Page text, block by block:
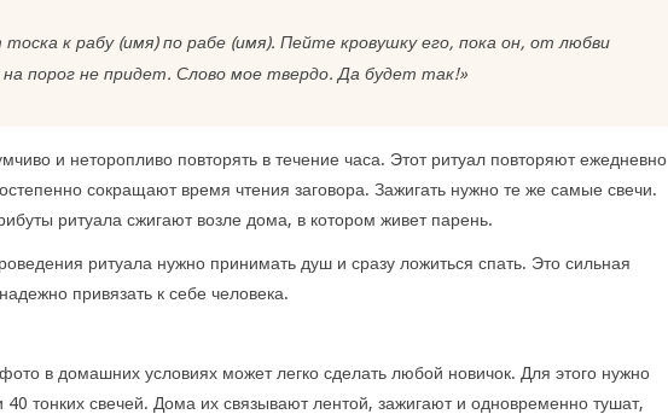
к рабу (имя) по рабе (имя). Пейте кровушку его, пока он, от любви
порог не придет. Слово мое твердо. Да будет так!»
и неторопливо повторять в течение часа. Этот ритуал повторяют ежедневно
сокращают время чтения заговора. Зажигать нужно те же самые свечи.
ритуала сжигают возле дома, в котором живет парень.
ритуала нужно принимать душ и сразу ложиться спать. Это сильная
привязать к себе человека.
в домашних условиях может легко сделать любой новичок. Для этого нужно
40 тонких свечей. Дома их связывают лентой, зажигают и одновременно тушат,